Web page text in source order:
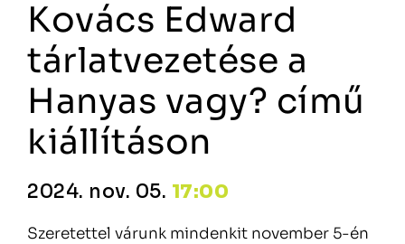
Kovács Edward
tárlatvezetése a
Hanyas vagy? című
kiállításon
2024. nov. 05. 17:00
Szeretettel várunk mindenkit november 5-én